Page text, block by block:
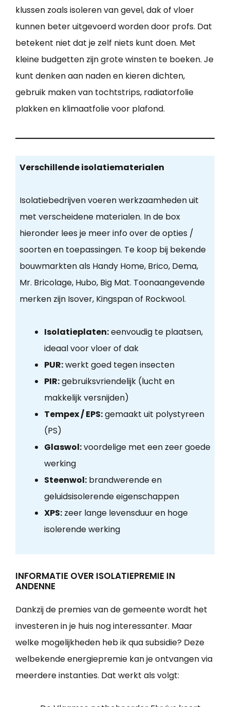
klussen zoals isoleren van gevel, dak of vloer
kunnen beter uitgevoerd worden door profs. Dat
betekent niet dat je zelf niets kunt doen. Met
kleine budgetten zijn grote winsten te boeken. Je
kunt denken aan naden en kieren dichten,
gebruik maken van tochtstrips, radiatorfolie
plakken en klimaatfolie voor plafond.
Verschillende isolatiematerialen
Isolatiebedrijven voeren werkzaamheden uit
met verscheidene materialen. In de box
hieronder lees je meer info over de opties /
soorten en toepassingen. Te koop bij bekende
bouwmarkten als Handy Home, Brico, Dema,
Mr. Bricolage, Hubo, Big Mat. Toonaangevende
merken zijn Isover, Kingspan of Rockwool.
Isolatieplaten:eenvoudig te plaatsen,
ideaal voor vloer of dak
PUR:werkt goed tegen insecten
PIR:gebruiksvriendelijk (lucht en
makkelijk versnijden)
Tempex / EPS:gemaakt uit polystyreen
(PS)
Glaswol:voordelige met een zeer goede
werking
Steenwol:brandwerende en
geluidsisolerende eigenschappen
XPS:zeer lange levensduur en hoge
isolerende werking
INFORMATIE OVER ISOLATIEPREMIE IN
ANDENNE
Dankzij de premies van de gemeente wordt het
investeren in je huis nog interessanter. Maar
welke mogelijkheden heb ik qua subsidie? Deze
welbekende energiepremie kan je ontvangen via
meerdere instanties. Dat werkt als volgt: